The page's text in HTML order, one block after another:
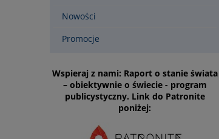
Nowości
Promocje
Wspieraj z nami: Raport o stanie świata
– obiektywnie o świecie - program
publicystyczny. Link do Patronite
poniżej: